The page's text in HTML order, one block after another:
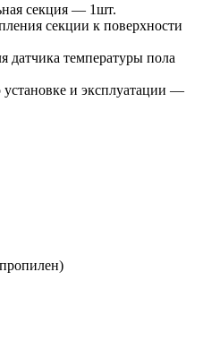
секция — 1шт.
секции к поверхности
датчика температуры пола
и эксплуатации —